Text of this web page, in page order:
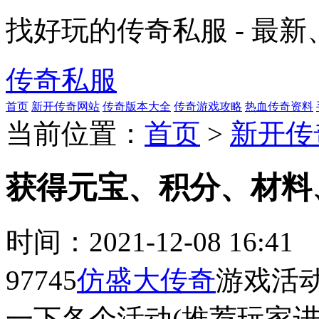
找好玩的传奇私服 - 最
传奇私服
首页 新开传奇网站 传奇版本大全 传奇游戏攻略 热血传奇资料
当前位置： 首页 > 新开
获得元宝、积分、材
时间： 2021-12-08 16:41
97745仿盛大传奇游戏活